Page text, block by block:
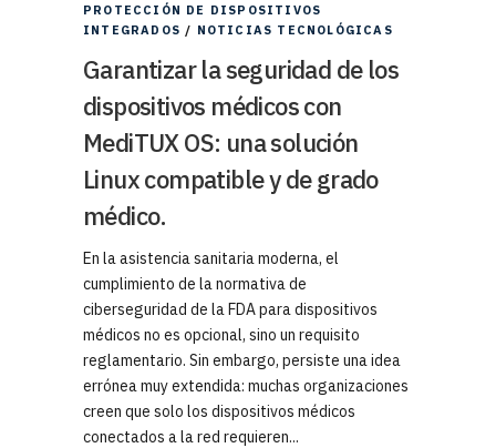
PROTECCIÓN DE DISPOSITIVOS
INTEGRADOS / NOTICIAS TECNOLÓGICAS
Garantizar la seguridad de los
dispositivos médicos con
MediTUX OS: una solución
Linux compatible y de grado
médico.
En la asistencia sanitaria moderna, el
cumplimiento de la normativa de
ciberseguridad de la FDA para dispositivos
médicos no es opcional, sino un requisito
reglamentario. Sin embargo, persiste una idea
errónea muy extendida: muchas organizaciones
creen que solo los dispositivos médicos
conectados a la red requieren...